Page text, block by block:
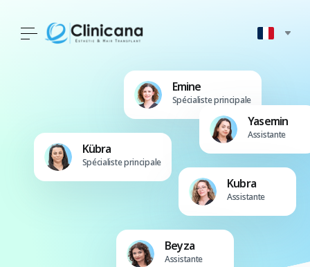
Emine
Spécialiste principale
Kübra
Spécialiste principale
Yasemin
Assistante
Kubra
Assistante
Beyza
Assistante